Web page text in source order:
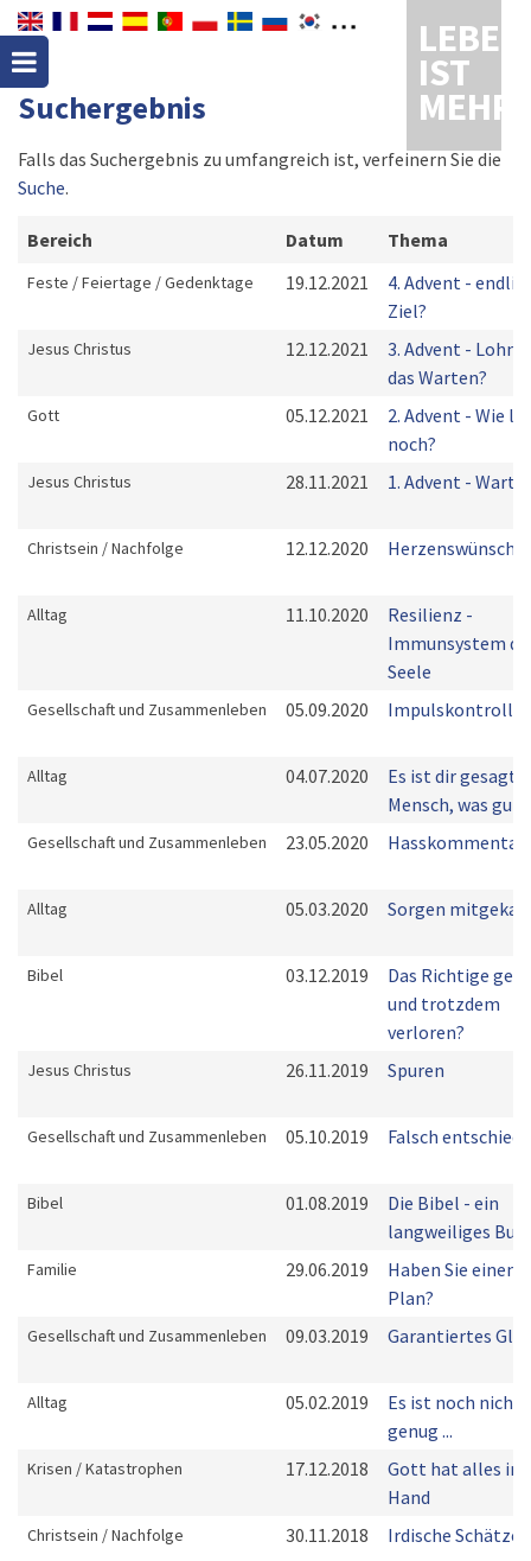
LEBEN
IST
MEHR
Suchergebnis
Falls das Suchergebnis zu umfangreich ist, verfeinern Sie die
Suche.
Bereich Datum Thema
Feste / Feiertage / Gedenktage 19.12.2021
4. Advent -
Ziel?
Jesus Christus 12.12.2021
3. Advent - Lohnt
das Warten?
Gott 05.12.2021
2. Advent - Wie
noch?
Jesus Christus 28.11.2021 1. Advent -
Christsein / Nachfolge 12.12.2020 Herzenswünsche
Alltag 11.10.2020
Resilienz -
Immunsystem
Seele
Gesellschaft und Zusammenleben 05.09.2020 Impulskontrolle
Alltag 04.07.2020
Es ist dir gesagt,
Mensch, was gut
Gesellschaft und Zusammenleben 23.05.2020
Alltag 05.03.2020 Sorgen
Bibel 03.12.2019
Das Richtige
und trotzdem
verloren?
Jesus Christus 26.11.2019 Spuren
Gesellschaft und Zusammenleben 05.10.2019 Falsch
Bibel 01.08.2019
Die Bibel - ein
langweiliges
Familie 29.06.2019
Haben Sie einen
Plan?
Gesellschaft und Zusammenleben 09.03.2019 Garantiertes
Alltag 05.02.2019
Es ist noch nicht
genug ...
Krisen / Katastrophen 17.12.2018
Gott hat alles in
Hand
Christsein / Nachfolge 30.11.2018 Irdische Schätze